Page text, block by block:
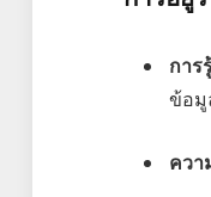
กา
ข้อมู
ควา